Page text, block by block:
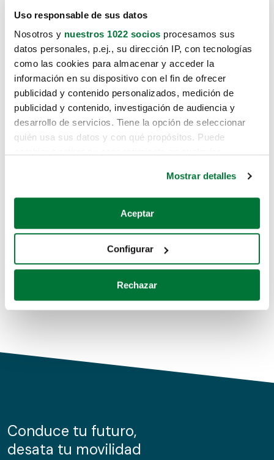
Uso responsable de sus datos
Nosotros y nuestros 1022 socios procesamos sus
datos personales, p.ej., su dirección IP, con tecnologías
como las cookies para almacenar y acceder la
información en su dispositivo con el fin de ofrecer
publicidad y contenido personalizados, medición de
publicidad y contenido, investigación de audiencia y
desarrollo de servicios. Tiene la opción de seleccionar
quién usa sus datos y con qué propósitos. Puede
Si lo permite, también quisiéramos:
Recopilar información sobre su ubicación geográfica
Identificar su dispositivo analizándolo activamente
para buscar características específicas (huellas
Obtenga más información sobre cómo se procesan sus
de cookies.
información sobre el uso que haga del sitio web con
nuestros partners de redes sociales, publicidad y análisis
Mostrar detalles
Aceptar
Configurar
Rechazar
Lo sentimos, no sabemos como
te hemos traido hasta aquí.
Pero puedes encontrar el coche que estás
buscando en alguno de estos enlaces:
Coches de segunda mano
Coches de km0
Conduce tu futuro,
desata tu movilidad